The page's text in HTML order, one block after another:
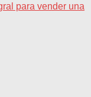
para vender una